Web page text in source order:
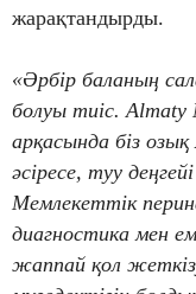
жарақтандырды.
«Әрбір баланың
болуы тиіс. Almaty
арқасында біз
әсіресе, туу
Мемлекеттік
диагностика мен
жаппай қол